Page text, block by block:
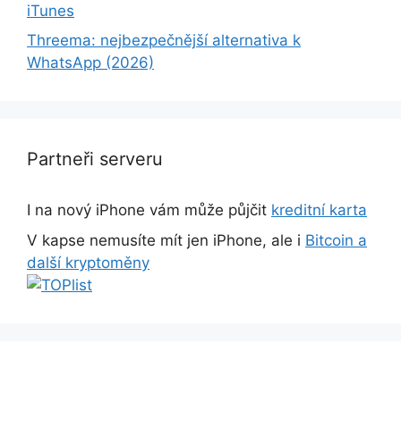
iTunes
Threema: nejbezpečnější alternativa k
WhatsApp (2026)
Partneři serveru
I na nový iPhone vám může půjčit kreditní karta
V kapse nemusíte mít jen iPhone, ale i Bitcoin a
další kryptoměny